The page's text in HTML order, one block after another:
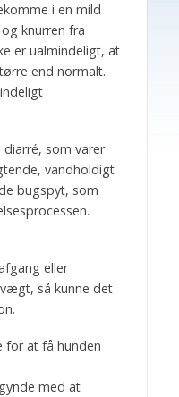
i en mild
knurren fra
er ualmindeligt, at
end normalt.
som varer
vandholdigt
bugspyt, som
eller
så kunne det
for at få hunden
med at